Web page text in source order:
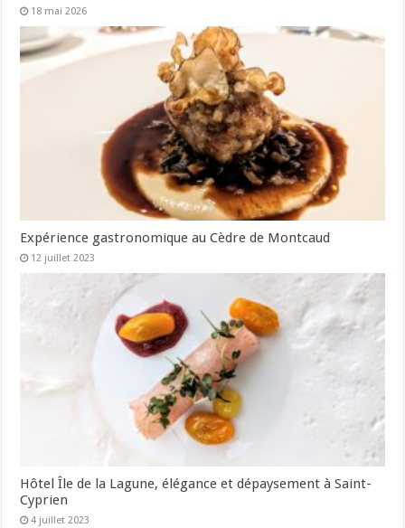
18 mai 2026
Expérience gastronomique au Cèdre de Montcaud
12 juillet 2023
Hôtel Île de la Lagune, élégance et dépaysement à Saint-
Cyprien
4 juillet 2023